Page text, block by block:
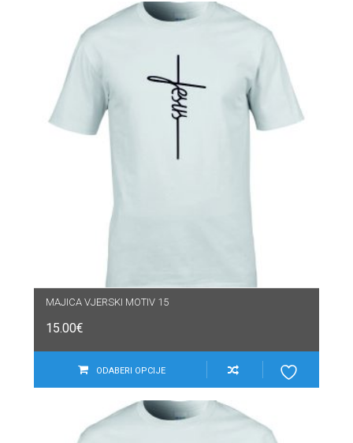
MAJICA VJERSKI MOTIV 15
15.00€
ODABERI OPCIJE